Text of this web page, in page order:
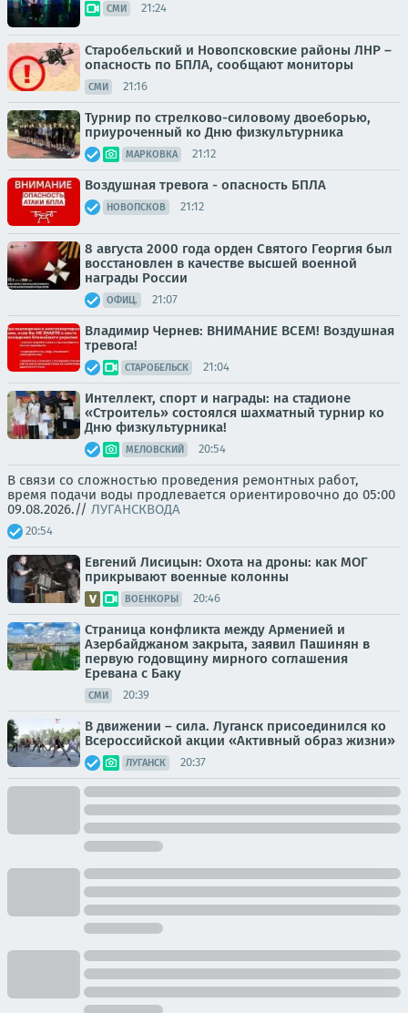
СМИ 21:24
Старобельский и Новопсковские районы ЛНР –
опасность по БПЛА, сообщают мониторы
СМИ 21:16
Турнир по стрелково-силовому двоеборью,
приуроченный ко Дню физкультурника
МАРКОВКА 21:12
Воздушная тревога - опасность БПЛА
НОВОПСКОВ 21:12
8 августа 2000 года орден Святого Георгия был
восстановлен в качестве высшей военной
награды России
ОФИЦ. 21:07
Владимир Чернев: ВНИМАНИЕ ВСЕМ! Воздушная
тревога!
СТАРОБЕЛЬСК 21:04
Интеллект, спорт и награды: на стадионе
«Строитель» состоялся шахматный турнир ко
Дню физкультурника!
МЕЛОВСКИЙ 20:54
В связи со сложностью проведения ремонтных работ,
время подачи воды продлевается ориентировочно до 05:00
09.08.2026.// ЛУГАНСКВОДА
20:54
Евгений Лисицын: Охота на дроны: как МОГ
прикрывают военные колонны
ВОЕНКОРЫ 20:46
Страница конфликта между Арменией и
Азербайджаном закрыта, заявил Пашинян в
первую годовщину мирного соглашения
Еревана с Баку
СМИ 20:39
В движении – сила. Луганск присоединился ко
Всероссийской акции «Активный образ жизни»
ЛУГАНСК 20:37